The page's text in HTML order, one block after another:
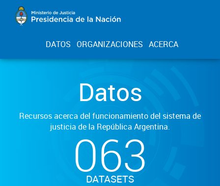
DATOS ORGANIZACIONES ACERCA
Datos
Recursos acerca del funcionamiento del sistema de
justicia de la República Argentina.
063
DATASETS